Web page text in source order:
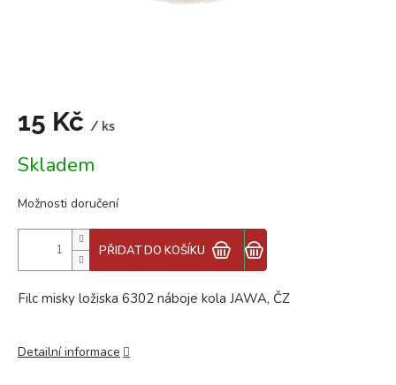
15 Kč / ks
cena:
Skladem
Možnosti doručení
PŘIDAT DO KOŠÍKU
Filc misky ložiska 6302 náboje kola JAWA, ČZ
Detailní informace